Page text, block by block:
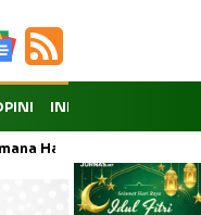
INDEKS
atas